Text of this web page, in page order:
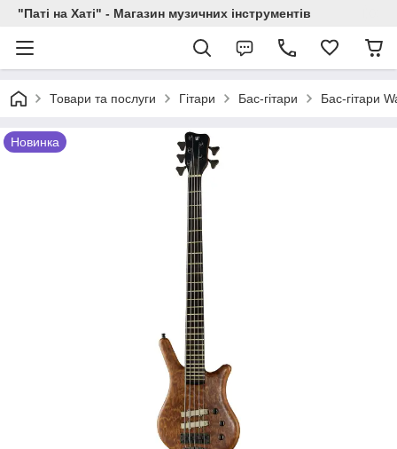
"Паті на Хаті" - Магазин музичних інструментів
Товари та послуги Гітари Бас-гітари Бас-гітари
Новинка